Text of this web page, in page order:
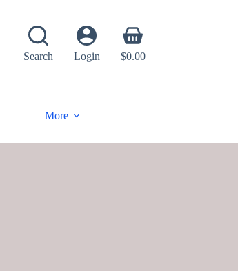
Search Login
Shopping
cart
$0.00
More